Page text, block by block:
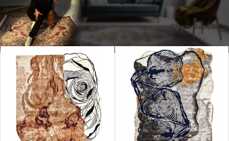
الرئيسية /سجاد يدوي/الصفحة 3 عرض 25–36 من أصل 135 نتيجة
Show sidebar